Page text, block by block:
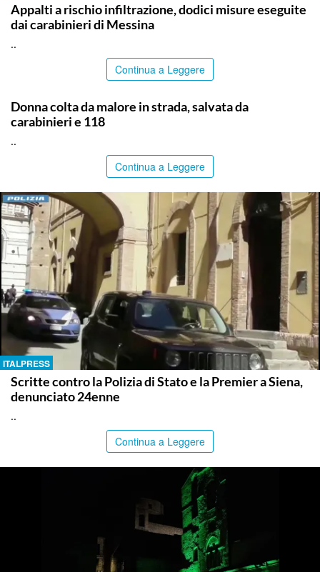
Appalti a rischio infiltrazione, dodici misure eseguite
dai carabinieri di Messina
..
Continua a Leggere
Donna colta da malore in strada, salvata da
carabinieri e 118
..
Continua a Leggere
ITALPRESS
Scritte contro la Polizia di Stato e la Premier a Siena,
denunciato 24enne
..
Continua a Leggere